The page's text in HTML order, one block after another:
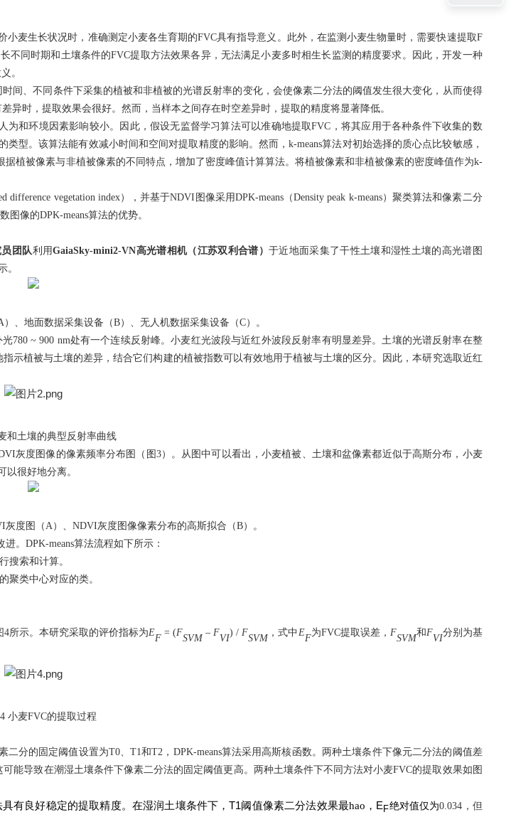
小麦生长状况时，准确测定小麦各生育期的FVC具有指导意义。此外，在监测小麦生物量时，需要快速提取F
不同时期和土壤条件的FVC提取方法效果各异，无法满足小麦多时相生长监测的精度要求。因此，开发一种
。
时间、不同条件下采集的植被和非植被的光谱反射率的变化，会使像素二分法的阈值发生很大变化，从而使得
时，提取效果会很好。然而，当样本之间存在时空差异时，提取的精度将显著降低。
和环境因素影响较小。因此，假设无监督学习算法可以准确地提取FVC ，将其应用于各种条件下收集的数
类型。该算法能有效减小时间和空间对提取精度的影响。然而，k-means算法对初始选择的质心点比较敏感，
据植被像素与非植被像素的不同特点，增加了密度峰值计算算法。将植被像素和非植被像素的密度峰值作为k-
difference vegetation index），并基于NDVI 图像采用DPK-means （Density peak k-means）聚类算法和像素二分
图像的DPK-means算法的优势。
团队利用GaiaSky-mini2-VN高光谱相机（江苏双利合谱） 于近地面采集了干性土壤和湿性土壤的高光谱图
。
）、地面数据采集设备（B）、无人机数据采集设备（C）。
光780 ~ 900 nm处有一个连续反射峰。小麦红光波段与近红外波段反射率有明显差异。土壤的光谱反射率在整
示植被与土壤的差异，结合它们构建的植被指数可以有效地用于植被与土壤的区分。因此，本研究选取近红
和土壤的典型反射率曲线
灰度图像的像素频率分布图（图 3）。从图中可以看出，小麦植被、土壤和盆像素都近似于高斯分布，小麦
以很好地分离。
灰度图（A）、 NDVI灰度图像像素分布的高斯拟合（B）。
进。DPK-means算法流程如下所示：
搜索和计算。
聚类中心对应的类。
4所示。本研究采取的评价指标为EF = (FSVM –FVI) /FSVM ，式中 EF为FVC提取误差， FSVM和FVI分别为基
4 小麦FVC的提取过程
二分的固定阈值设置为T0、T1和T2 ， DPK-means算法采用高斯核函数。两种土壤条件下像元二分法的阈值差
可能导致在潮湿土壤条件下像素二分法的固定阈值更高。两种土壤条件下不同方法对小麦FVC的提取效果如图
具有良好稳定的提取精度。在湿润土壤条件下，T1阈值像素二分法效果最hao， E F绝对值仅为0.034 ，但